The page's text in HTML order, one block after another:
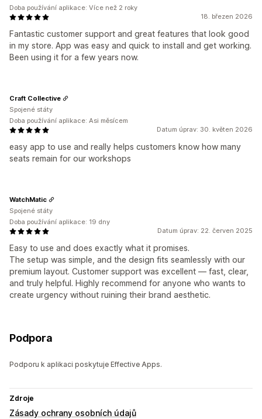
18. březen 2026
Fantastic customer support and great features that look good
in my store. App was easy and quick to install and get working.
Been using it for a few years now.
Doba používání aplikace: Více než 2 roky
Datum úprav: 30. květen 2026
easy app to use and really helps customers know how many
seats remain for our workshops
Craft Collective
Spojené státy
Doba používání aplikace: Asi měsícem
Datum úprav: 22. červen 2025
Easy to use and does exactly what it promises.
The setup was simple, and the design fits seamlessly with our
premium layout. Customer support was excellent — fast, clear,
and truly helpful. Highly recommend for anyone who wants to
create urgency without ruining their brand aesthetic.
WatchMatic
Spojené státy
Doba používání aplikace: 19 dny
Podpora
Podporu k aplikaci poskytuje Effective Apps.
Zdroje
Zásady ochrany osobních údajů